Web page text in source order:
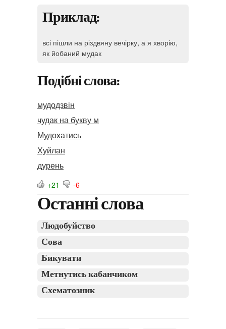
Приклад:
всі пішли на різдвяну вечірку, а я хворію,
як йобаний мудак
Подібні слова:
мудодзвін
чудак на букву м
Мудохатись
Хуйлан
дурень
+21 -6
Останні слова
Людобуйство
Сова
Бикувати
Метнутись кабанчиком
Схематозник